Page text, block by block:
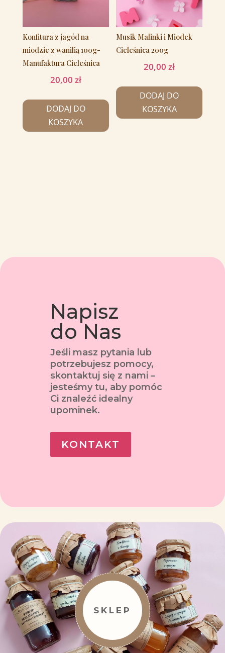
Konfitura z jagód na
miodzie z wanilią 100g-
Manufaktura Cieleśnica
20,00 zł
DODAJ DO
KOSZYKA
Musik Malinki i Miodek
Cieleśnica 200g
20,00zł
DODAJ DO
KOSZYKA
Napisz
do Nas
Jeśli masz pytania lub
potrzebujesz pomocy,
skontaktuj się z nami –
jesteśmy tu, aby pomóc
Ci znaleźć idealny
upominek.
KONTAKT
SKLEP